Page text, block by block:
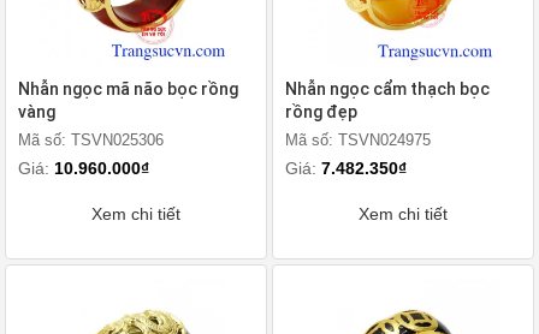
Nhẫn ngọc mã não bọc rồng
vàng
Mã số: TSVN025306
Giá: 10.960.000₫
Xem chi tiết
Nhẫn ngọc cẩm thạch bọc
rồng đẹp
Mã số: TSVN024975
Giá: 7.482.350₫
Xem chi tiết